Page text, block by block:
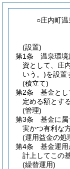
○庄内町
(設置)
第1条
温泉環
資として、庄
いう。)を設置
(積立て)
第2条
基金と
定める額とする
(管理)
第3条
基金に
実かつ有利な
(運用益金の処
第4条
基金運
計上してこの
(繰替運用)